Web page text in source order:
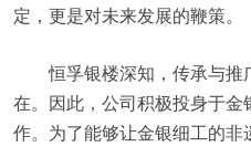
定，更是对未来发展的鞭策。
恒孚银楼深知，传承与
在。因此，公司积极投身于
作。为了能够让金银细工的